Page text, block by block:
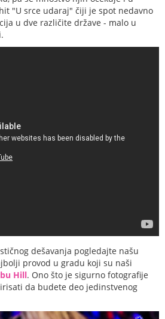
"U srce udaraj" čiji je spot nedavno
u dve različite države - malo u
dešavanja pogledajte našu
provod u gradu koji su naši
Hill. Ono što je sigurno fotografije
da budete deo jedinstvenog